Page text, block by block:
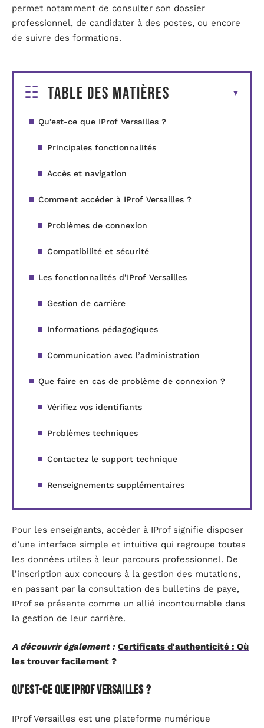
permet notamment de consulter son dossier
professionnel, de candidater à des postes, ou encore
de suivre des formations.
Table des matières
Qu’est-ce que IProf Versailles ?
Principales fonctionnalités
Accès et navigation
Comment accéder à IProf Versailles ?
Problèmes de connexion
Compatibilité et sécurité
Les fonctionnalités d’IProf Versailles
Gestion de carrière
Informations pédagogiques
Communication avec l’administration
Que faire en cas de problème de connexion ?
Vérifiez vos identifiants
Problèmes techniques
Contactez le support technique
Renseignements supplémentaires
Pour les enseignants, accéder à IProf signifie disposer
d’une interface simple et intuitive qui regroupe toutes
les données utiles à leur parcours professionnel. De
l’inscription aux concours à la gestion des mutations,
en passant par la consultation des bulletins de paye,
IProf se présente comme un allié incontournable dans
la gestion de leur carrière.
A découvrir également : Certificats d'authenticité : Où
les trouver facilement ?
Qu’est-ce que IProf Versailles ?
IProf Versailles est une plateforme numérique